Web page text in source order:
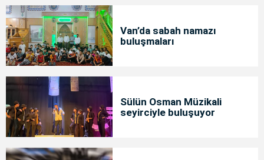
Van’da sabah namazı
buluşmaları
Sülün Osman Müzikali
seyirciyle buluşuyor